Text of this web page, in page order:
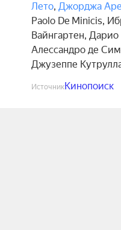
Лето, Джорджа
Paolo De Minicis,
Вайнгартен, Дарио
Алессандро де
Джузеппе
ИсточникКинопоиск